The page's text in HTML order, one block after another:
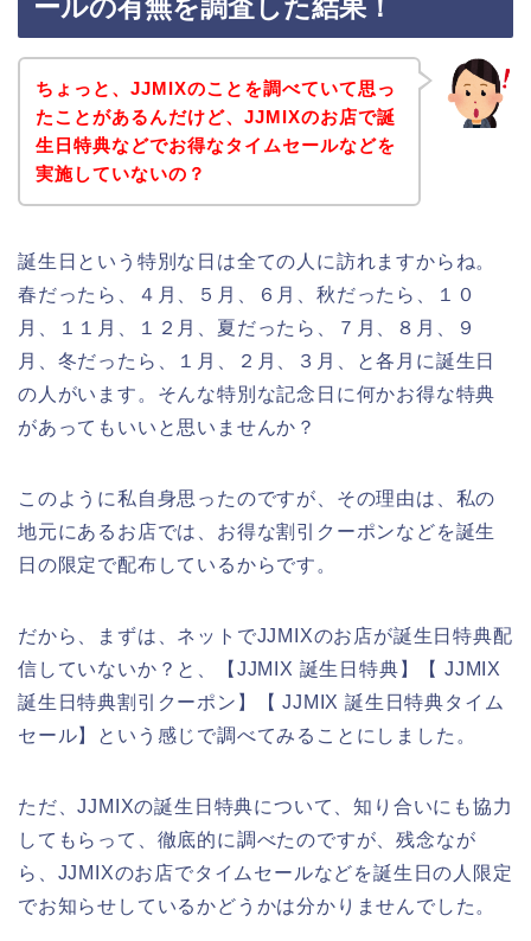
ールの有無を調査した結果！
ちょっと、JJMIXのことを調べていて思っ
たことがあるんだけど、JJMIXのお店で誕
生日特典などでお得なタイムセールなどを
実施していないの？
誕生日という特別な日は全ての人に訪れますからね。
春だったら、４月、５月、６月、秋だったら、１０
月、１１月、１２月、夏だったら、７月、８月、９
月、冬だったら、１月、２月、３月、と各月に誕生日
の人がいます。そんな特別な記念日に何かお得な特典
があってもいいと思いませんか？
このように私自身思ったのですが、その理由は、私の
地元にあるお店では、お得な割引クーポンなどを誕生
日の限定で配布しているからです。
だから、まずは、ネットでJJMIXのお店が誕生日特典配
信していないか？と、【JJMIX 誕生日特典】【 JJMIX
誕生日特典割引クーポン】【 JJMIX 誕生日特典タイム
セール】という感じで調べてみることにしました。
ただ、JJMIXの誕生日特典について、知り合いにも協力
してもらって、徹底的に調べたのですが、残念なが
ら、JJMIXのお店でタイムセールなどを誕生日の人限定
でお知らせしているかどうかは分かりませんでした。